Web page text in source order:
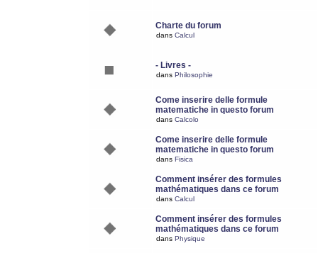
Charte du forum
dans Calcul
- Livres -
dans Philosophie
Come inserire delle formule
matematiche in questo forum
dans Calcolo
Come inserire delle formule
matematiche in questo forum
dans Fisica
Comment insérer des formules
mathématiques dans ce forum
dans Calcul
Comment insérer des formules
mathématiques dans ce forum
dans Physique